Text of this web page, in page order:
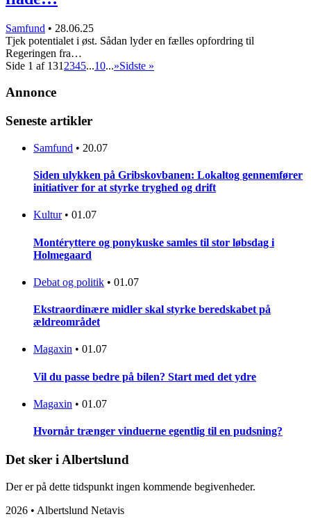
Samfund • 28.06.25
Tjek potentialet i øst. Sådan lyder en fælles opfordring til
Regeringen fra…
Side 1 af 131 2345...10...»Sidste »
Annonce
Seneste artikler
Samfund • 20.07
Siden ulykken på Gribskovbanen: Lokaltog gennemfører
initiativer for at styrke tryghed og drift
Kultur • 01.07
Montéryttere og ponykuske samles til stor løbsdag i
Holmegaard
Debat og politik • 01.07
Ekstraordinære midler skal styrke beredskabet på
ældreområdet
Magaxin • 01.07
Vil du passe bedre på bilen? Start med det ydre
Magaxin • 01.07
Hvornår trænger vinduerne egentlig til en pudsning?
Det sker i Albertslund
Der er på dette tidspunkt ingen kommende begivenheder.
2026 • Albertslund Netavis